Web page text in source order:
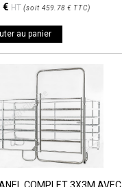
€ HT (soit 459.78 € TTC)
au panier